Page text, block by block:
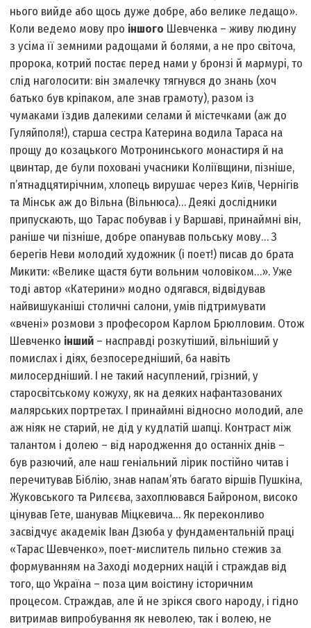
нього вийде або щось дуже добре, або велике ледащо».
Коли ведемо мову про іншого Шевченка – живу людину
з усіма її земними радощами й болями, а не про світоча,
пророка, котрий постає перед нами у бронзі й мармурі, то
слід наголосити: він змалечку тягнувся до знань (хоч
батько був кріпаком, але знав грамоту), разом із
чумаками їздив далекими селами й містечками (аж до
Гуляйполя!), старша сестра Катерина водила Тараса на
прощу до козацького Мотронинського монастиря й на
цвинтар, де були поховані учасники Коліївщини, пізніше,
п’ятнадцятирічним, хлопець вирушає через Київ, Чернігів
та Мінськ аж до Вільна (Вільнюса)… Деякі дослідники
припускають, що Тарас побував і у Варшаві, принаймні він,
раніше чи пізніше, добре опанував польську мову… З
берегів Неви молодий художник (і поет!) писав до брата
Микити: «Велике щастя бути вольним чоловіком…». Уже
тоді автор «Катерини» модно одягався, відвідував
найвишуканіші столичні салони, умів підтримувати
«вчені» розмови з професором Карлом Брюлловим. Отож
Шевченко інший – насправді розкутіший, вільніший у
помислах і діях, безпосередніший, ба навіть
милосердніший. І не такий насуплений, грізний, у
старосвітському кожуху, як на деяких нафантазованих
малярських портретах. І принаймні відносно молодий, але
аж ніяк не старий, не дід у кудлатій шапці. Контраст між
талантом і долею – від народження до останніх днів –
був разючий, але наш геніальний лірик постійно читав і
перечитував Біблію, знав напам’ять багато віршів Пушкіна,
Жуковського та Рилєєва, захоплювався Байроном, високо
цінував Гете, шанував Міцкевича… Як переконливо
засвідчує академік Іван Дзюба у фундаментальній праці
«Тарас Шевченко», поет-мислитель пильно стежив за
формуванням на Заході модерних націй і страждав від
того, що Україна – поза цим воістину історичним
процесом. Страждав, але й не зрікся свого народу, і гідно
витримав випробування як неволею, так і волею, не